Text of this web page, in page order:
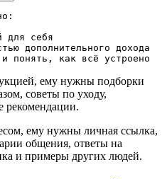
для себя
дополнительного дохода
понять, как всё устроено
ему нужны подборки
советы по уходу,
рекомендации.
ему нужны личная ссылка,
общения, ответы на
и примеры других людей.